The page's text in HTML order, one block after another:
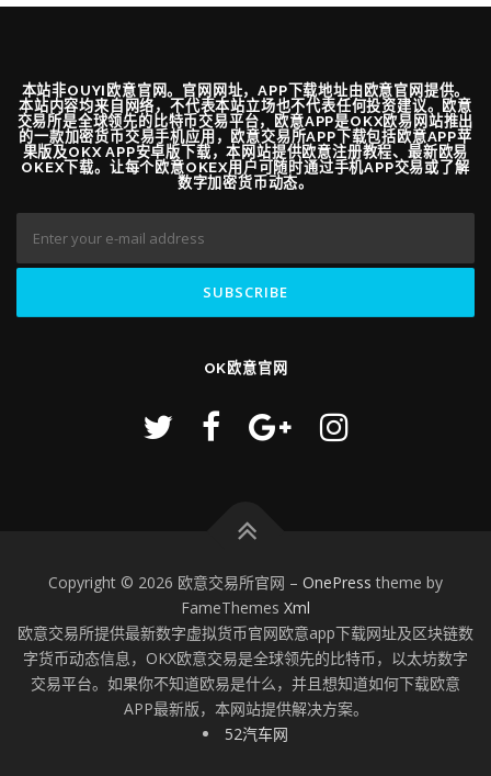
本站非OUYI欧意官网。官网网址，APP下载地址由欧意官网提供。
本站内容均来自网络，不代表本站立场也不代表任何投资建议。欧意
交易所是全球领先的比特币交易平台，欧意APP是OKX欧易网站推出
的一款加密货币交易手机应用，欧意交易所APP下载包括欧意APP苹
果版及OKX APP安卓版下载，本网站提供欧意注册教程、最新欧易
OKEX下载。让每个欧意OKEX用户可随时通过手机APP交易或了解
数字加密货币动态。
OK欧意官网
Copyright © 2026 欧意交易所官网 – OnePress theme by
FameThemes Xml
欧意交易所提供最新数字虚拟货币官网欧意app下载网址及区块链数
字货币动态信息，OKX欧意交易是全球领先的比特币，以太坊数字
交易平台。如果你不知道欧易是什么，并且想知道如何下载欧意
APP最新版，本网站提供解决方案。
52汽车网